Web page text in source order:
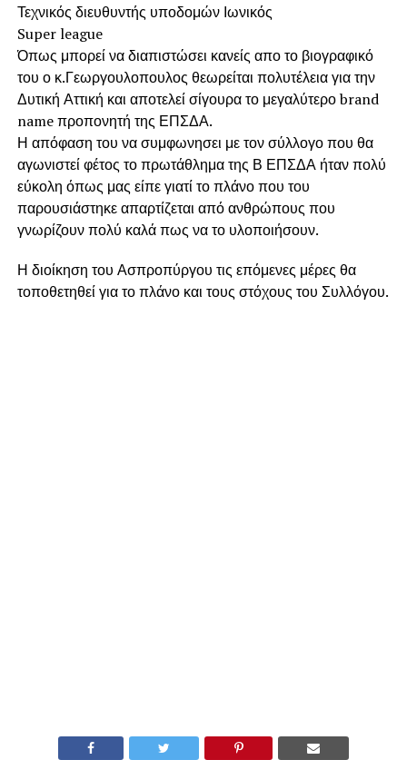
Τεχνικός διευθυντής υποδομών Ιωνικός
Super league
Όπως μπορεί να διαπιστώσει κανείς απο το βιογραφικό
του ο κ.Γεωργουλοπουλος θεωρείται πολυτέλεια για την
Δυτική Αττική και αποτελεί σίγουρα το μεγαλύτερο brand
name προπονητή της ΕΠΣΔΑ.
Η απόφαση του να συμφωνησει με τον σύλλογο που θα
αγωνιστεί φέτος το πρωτάθλημα της Β ΕΠΣΔΑ ήταν πολύ
εύκολη όπως μας είπε γιατί το πλάνο που του
παρουσιάστηκε απαρτίζεται από ανθρώπους που
γνωρίζουν πολύ καλά πως να το υλοποιήσουν.
Η διοίκηση του Ασπροπύργου τις επόμενες μέρες θα
τοποθετηθεί για το πλάνο και τους στόχους του Συλλόγου.